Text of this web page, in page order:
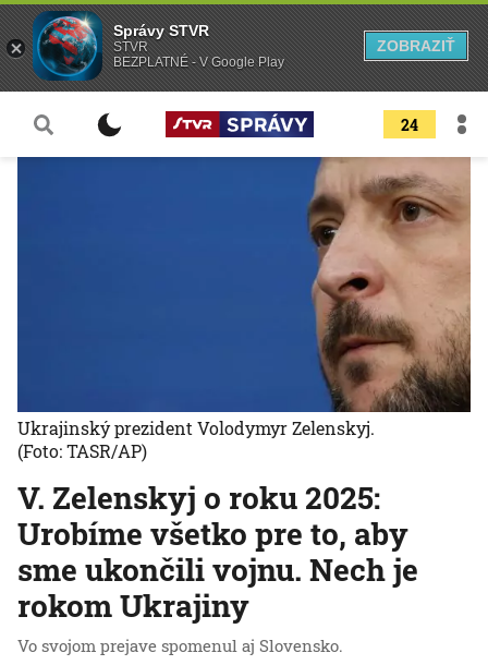
24
V. Zelenskyj o roku 2025:
Urobíme všetko pre to, aby
sme ukončili vojnu. Nech je
rokom Ukrajiny
Vo svojom prejave spomenul aj Slovensko.
Ukrajinský prezident Volodymyr Zelenskyj.
(Foto: TASR/AP)
Správy STVR
STVR
BEZPLATNÉ - V Google Play
ZOBRAZIŤ